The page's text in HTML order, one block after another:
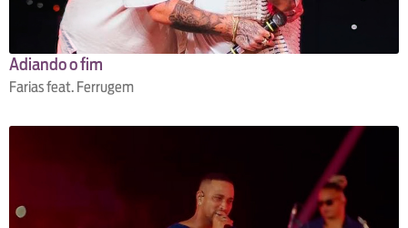
Adiando o fim
Farias feat. Ferrugem